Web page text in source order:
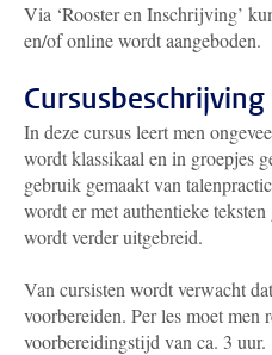
Via ‘Rooster en Inschrijving’
en/of online wordt aangeboden.
Cursusbeschrijving
In deze cursus leert men
wordt klassikaal en in groepjes
gebruik gemaakt van
wordt er met authentieke
wordt verder uitgebreid.
Van cursisten wordt verwacht
voorbereiden. Per les moet men
voorbereidingstijd van ca. 3 uur.